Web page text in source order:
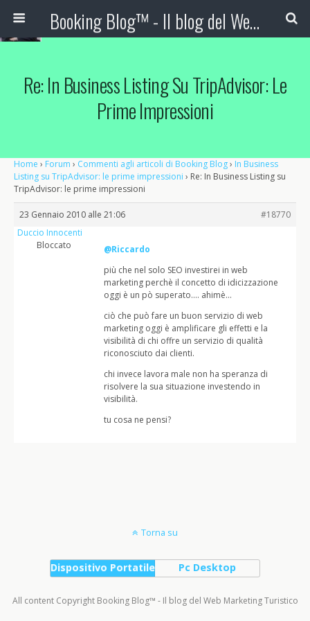
Booking Blog™ - Il blog del Web Marketing Turistico
Re: In Business Listing Su TripAdvisor: Le
Prime Impressioni
Home › Forum › Commenti agli articoli di Booking Blog› In Business
Listing su TripAdvisor: le prime impressioni › Re: In Business Listing su
TripAdvisor: le prime impressioni
23 Gennaio 2010 alle 21:06
#18770
Duccio Innocenti
Bloccato
@Riccardo
più che nel solo SEO investirei in web
marketing perchè il concetto di idicizzazione
oggi è un pò superato…. ahimè…
ciò che può fare un buon servizio di web
marketing oggi è amplificare gli effetti e la
visibilità di chi offre un servizio di qualità
riconosciuto dai clienti.
chi invece lavora male non ha speranza di
risolvere la sua situazione investendo in
visibilità.
tu cosa ne pensi?
Torna su
Dispositivo Portatile Pc Desktop
All content Copyright Booking Blog™ - Il blog del Web Marketing Turistico